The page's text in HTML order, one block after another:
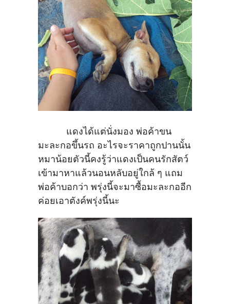
แดงได้แต่นั่งมอง พ่อค้าขน
มะละกอขึ้นรถ อะไรจะราคาถูกปานนั้น
หมาน้อยตัวนี้คงรู้ว่าแดงเป็นคนรักสัตว์
เข้ามาหาแล้วนอนหลับอยู่ใกล้ ๆ แถม
พ่อค้าบอกว่า พรุ่งนี้จะมาซื้อมะละกออีก
ค่อยเอาตังค์พรุ่งนี้นะ